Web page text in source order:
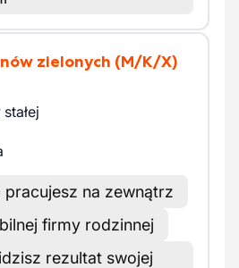
zielonych (M/K/X)
pracujesz na zewnątrz
firmy rodzinnej
rezultat swojej